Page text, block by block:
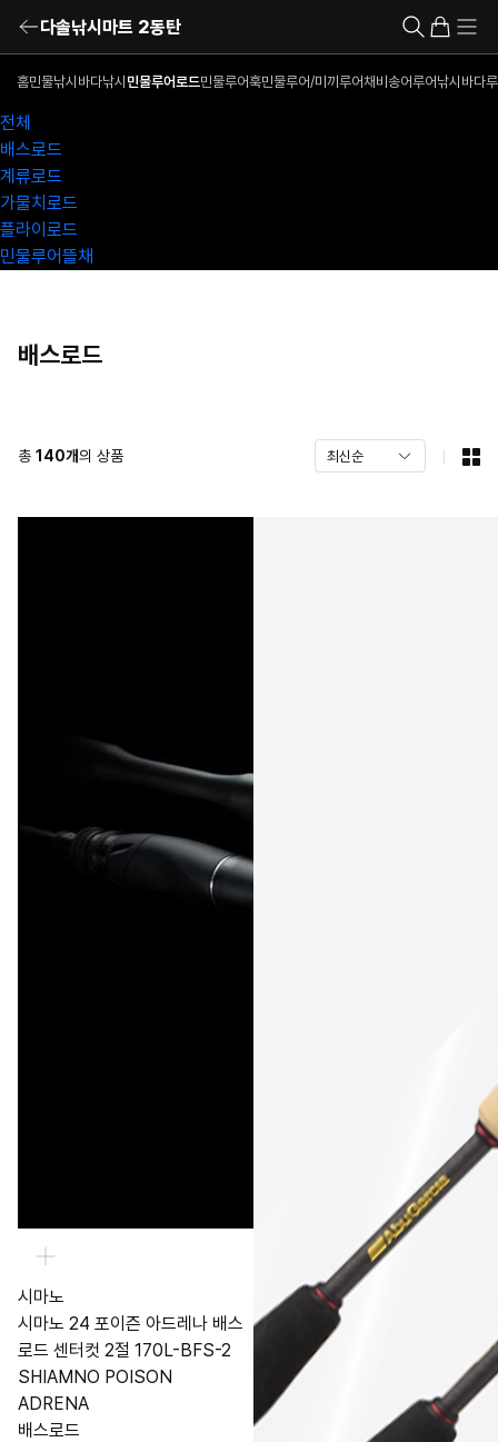
다솔낚시마트 2동탄
홈민물낚시 바다낚시 민물루어로드민물루어훅민물루어/미끼 루어채비 송어루어낚시 바다
전체
배스로드
계류로드
가물치로드
플라이로드
민물루어뜰채
배스로드
총 140개의 상품
시마노
시마노 24 포이즌 아드레나 배스
로드 센터컷 2절 170L-BFS-2
SHIAMNO POISON
ADRENA
배스로드